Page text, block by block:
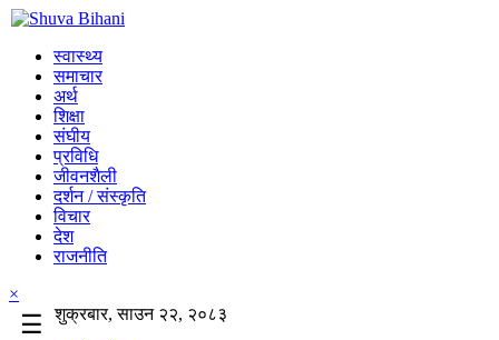
स्वास्थ्य
समाचार
अर्थ
शिक्षा
संघीय
प्रविधि
जीवनशैली
दर्शन / संस्कृति
विचार
देश
राजनीति
×
☰
शुक्रबार, साउन २२, २०८३